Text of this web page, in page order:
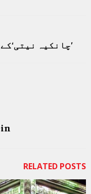
’چانکیہ
RELATED POSTS